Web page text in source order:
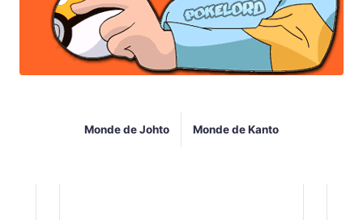
Monde de Johto Monde de Kanto